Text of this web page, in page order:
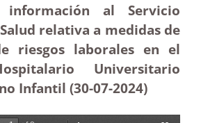
al Servicio
relativa a medidas de
riesgos laborales en el
Universitario
Infantil (30-07-2024)